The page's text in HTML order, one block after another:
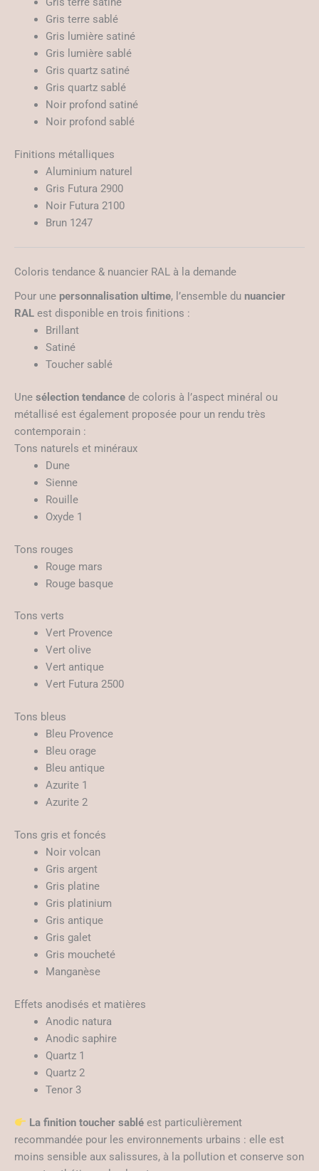
Gris terre sablé
Gris lumière satiné
Gris lumière sablé
Gris quartz satiné
Gris quartz sablé
Noir profond satiné
Noir profond sablé
Finitions métalliques
Aluminium naturel
Gris Futura 2900
Noir Futura 2100
Brun 1247
Coloris tendance & nuancier RAL à la demande
Pour une personnalisation ultime, l’ensemble du nuancier
RAL est disponible en trois finitions :
Brillant
Satiné
Toucher sablé
Une sélection tendance de coloris à l’aspect minéral ou
métallisé est également proposée pour un rendu très
contemporain :
Tons naturels et minéraux
Dune
Sienne
Rouille
Oxyde 1
Tons rouges
Rouge mars
Rouge basque
Tons verts
Vert Provence
Vert olive
Vert antique
Vert Futura 2500
Tons bleus
Bleu Provence
Bleu orage
Bleu antique
Azurite 1
Azurite 2
Tons gris et foncés
Noir volcan
Gris argent
Gris platine
Gris platinium
Gris antique
Gris galet
Gris moucheté
Manganèse
Effets anodisés et matières
Anodic natura
Anodic saphire
Quartz 1
Quartz 2
Tenor 3
La finition toucher sabléest particulièrement
recommandée pour les environnements urbains : elle est
moins sensible aux salissures, à la pollution et conserve son